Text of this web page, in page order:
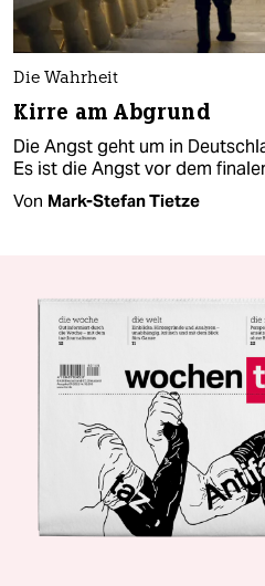
Die Wahrheit
Kirre am Abgrund
Die Angst geht um in
Es ist die Angst vor dem
Von Mark-Stefan Tietze